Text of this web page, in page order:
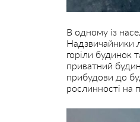
В одному із
Надзвичайники
горіли будинок
приватний
прибудови до
рослинності на